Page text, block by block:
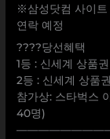
※삼성닷컴 사이트
연락 예정
????당선혜택
1등 : 신세계 상품
2등 : 신세계 상품
참가상: 스타벅스
40명)